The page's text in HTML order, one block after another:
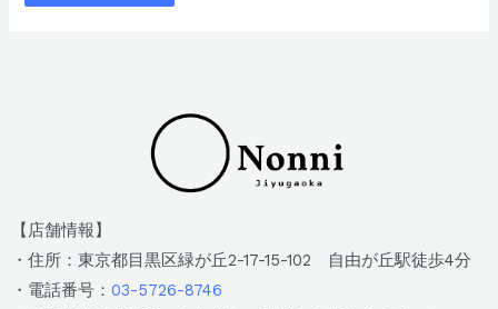
【店舗情報】
・住所：東京都目黒区緑が丘2-17-15-102 自由が丘駅徒歩4分
・電話番号： 03-5726-8746